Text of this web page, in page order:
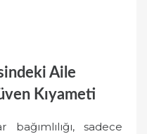
Aile
Kıyameti
bağımlılığı, sadece